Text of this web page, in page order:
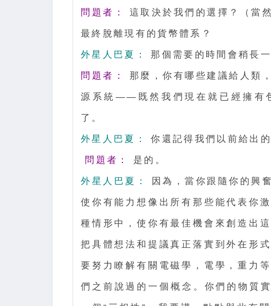
問題者： 這取決於我們的選擇？（當
最終脫離現有的貨幣體系？
外星人巴夏： 那個需要的時間會稍長一
問題者： 那麼，你有哪些建議給人類
源系統——既然我們現在就已經擁有
了。
外星人巴夏： 你還記得我們以前給出
問題者： 是的。
外星人巴夏： 因為，當你跟隨你的興
使你有能力想像出所有那些能代表你
種情形中，使你有最佳機會來創造出
把具體想法和提議真正落實到外在形
要努力瞭解有關電磁學，電學，重力
們之前說過的一個概念。你們的物質